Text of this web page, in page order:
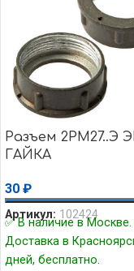
Разъем 2РМ27..Э
ГАЙКА
30 ₽
Артикул: 102424
✅ В наличие в
Доставка в
дней, бесплатно.